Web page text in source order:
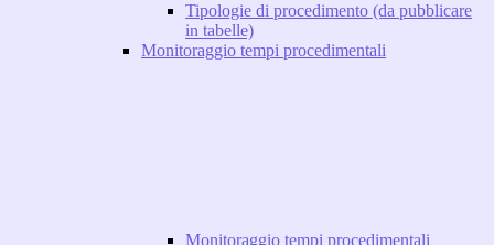
Tipologie di procedimento (da pubblicare
in tabelle)
Monitoraggio tempi procedimentali
Monitoraggio tempi procedimentali